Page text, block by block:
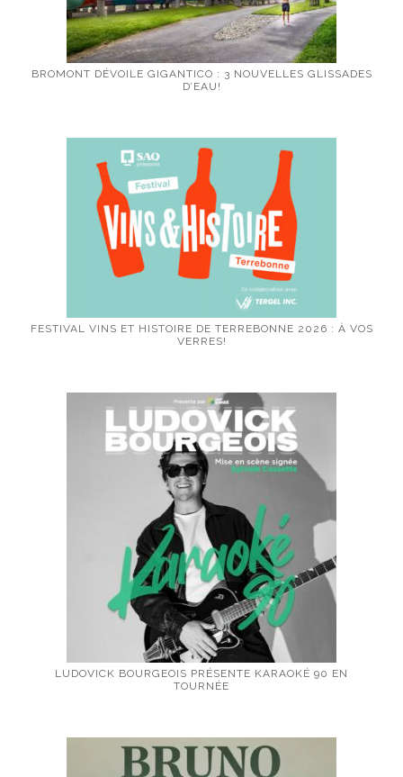
BROMONT DÉVOILE GIGANTICO : 3 NOUVELLES GLISSADES
D’EAU!
FESTIVAL VINS ET HISTOIRE DE TERREBONNE 2026 : À VOS
VERRES!
LUDOVICK BOURGEOIS PRÉSENTE KARAOKÉ 90 EN
TOURNÉE